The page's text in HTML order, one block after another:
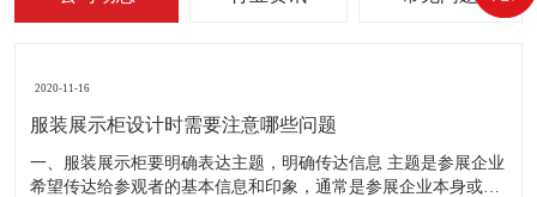
2020-11-16
服装展示柜设计时需要注意哪些问题
一、服装展示柜要明确表达主题，明确传达信息 主题是参展企业
希望传达给参观者的基本信息和印象，通常是参展企业本身或产